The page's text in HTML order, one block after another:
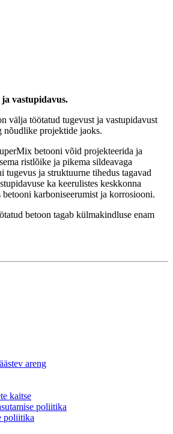
vastupidavus.
välja töötatud tugevust ja vastupidavust
nõudlike projektide jaoks.
betooni võid projekteerida ja
ristlõike ja pikema sildeavaga
tugevus ja struktuurne tihedus tagavad
ka keerulistes keskkonna
betooni karboniseerumist ja korrosiooni.
betoon tagab külmakindluse enam
areng
kaitse
poliitika
poliitika